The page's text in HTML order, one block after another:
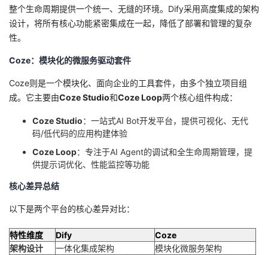
博
的
坛
我
圈
子
的
直
播
我
的
活
我
的
我
的
发
者
Programs
的
支
整个生命周期提供一个统一、无缝的环境。Dify采用高度集成的架构
设计，将所有核心功能紧密集成在一起，降低了部署和管理的复杂
性。
Coze：模块化的微服务驱动套件
Coze则是一个模块化、面向企业的工具套件，由多个独立项目组
成。它主要由Coze Studio和Coze Loop两个核心组件构成：
Coze Studio：一站式AI Bot开发平台，提供可视化、无代
码/低代码的应用构建体验
Coze Loop：专注于AI Agent的调试和全生命周期管理，提
供提示词优化、性能监控等功能
核心差异总结
以下是两个平台的核心差异对比：
特性维度 Dify
Coze
架构设计
一体化集成架构
模块化微服务架构